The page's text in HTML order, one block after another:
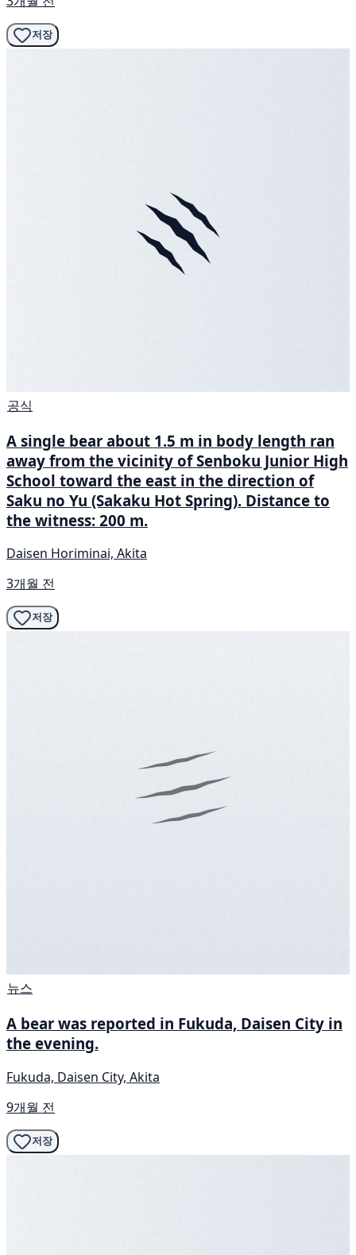
저장
공식
A single bear about 1.5 m in body length ran
away from the vicinity of Senboku Junior High
School toward the east in the direction of
Saku no Yu (Sakaku Hot Spring). Distance to
the witness: 200 m.
Daisen Horiminai, Akita
3개월 전
저장
뉴스
A bear was reported in Fukuda, Daisen City in
the evening.
Fukuda, Daisen City, Akita
9개월 전
저장